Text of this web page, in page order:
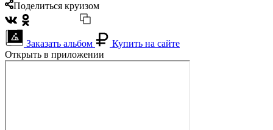
Поделиться круизом
Заказать альбом
Купить на сайте
Открыть в приложении